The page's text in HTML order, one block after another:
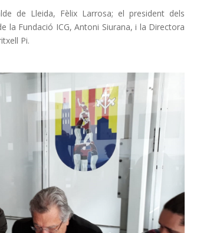
de Lleida, Fèlix Larrosa; el president dels
la Fundació ICG, Antoni Siurana, i la Directora
Pi.